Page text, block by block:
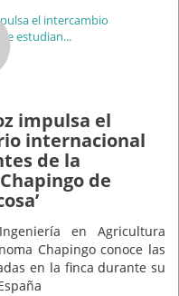
impulsa el
internacional
de la
de
en Agricultura
Chapingo conoce las
en la finca durante su